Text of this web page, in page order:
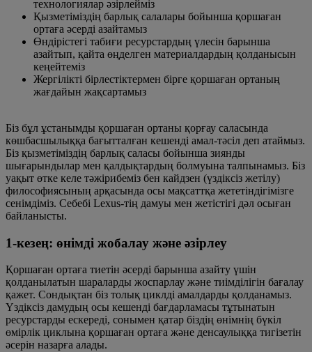
технологиялар әзірлейміз
Қызметіміздің барлық салалары бойынша қоршаған
ортаға әсерді азайтамыз
Өндірістегі табиғи ресурстардың үлесін барынша
азайтып, қайта өңделген материалдардың қолданысын
кеңейтеміз
Жергілікті бірлестіктермен бірге қоршаған ортаның
жағдайын жақсартамыз
Біз бұл ұстанымды қоршаған ортаны қорғау саласында
көшбасшылыққа бағытталған кешенді амал-тәсіл деп атаймыз.
Біз қызметіміздің барлық саласы бойынша зиянды
шығарындылар мен қалдықтардың болмуына талпынамыз. Біз
уақыт өтке келе тәжірибеміз бен кайдзен (үздіксіз жетілу)
философиясының арқасында осы мақсаттқа жететіндігімізге
сенімдіміз. Себебі Lexus-тің дамуы мен жетістігі дәл осыған
байланысты.
1-кезең: өнімді жобалау және әзірлеу
Қоршаған ортаға тиетін әсерді барынша азайту үшін
қолданылатын шараларды жоспарлау және тиімділігін бағалау
қажет. Сондықтан біз толық циклді амалдарды қолданамыз.
Үздіксіз дамудың осы кешенді бағдарламасы тұтынатын
ресурстарды ескереді, сонымен қатар біздің өнімнің бүкіл
өмірлік циклына қоршаған ортаға және денсаулыққа тигізетін
әсерін назарға алады.